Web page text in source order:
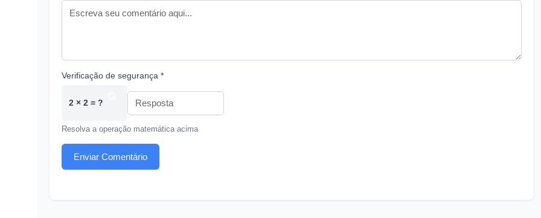
Verificação de segurança *
2 × 2 = ?
Resolva a operação matemática acima
Enviar Comentário